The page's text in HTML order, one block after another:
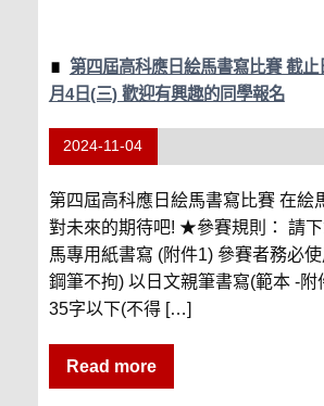
第四屆高科應日絵馬書寫比賽 截止
月4日(三) 歡迎有興趣的同學報名
2024-11-04
第四屆高科應日絵馬書寫比賽 在絵
對未來的期待吧! ★參賽規則： 請
馬專用紙書寫 (附件1) 參賽者務必
鋼筆不拘) 以日文親筆書寫(範本 -附
35字以下(不得 […]
Read more